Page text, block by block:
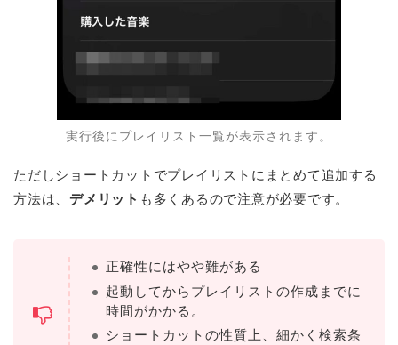
実行後にプレイリスト一覧が表示されます。
ただしショートカットでプレイリストにまとめて追加する
方法は、デメリット も多くあるので注意が必要です。
正確性にはやや難がある
起動してからプレイリストの作成までに
時間がかかる。
ショートカットの性質上、細かく検索条